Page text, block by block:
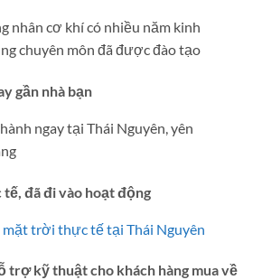
nhân cơ khí có nhiều năm kinh
chuyên môn đã được đào tạo
gần nhà bạn
ngay tại Thái Nguyên, yên
đã đi vào hoạt động
mặt trời thực tế tại Thái Nguyên
trợ kỹ thuật cho khách hàng mua về